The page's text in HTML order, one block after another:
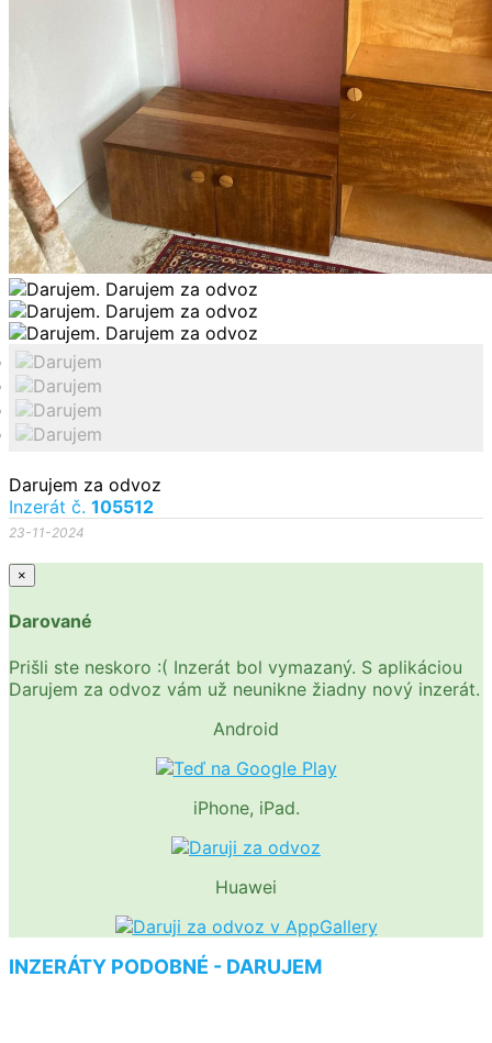
Darujem za odvoz
Inzerát č. 105512
23-11-2024
×
Darované
Prišli ste neskoro :( Inzerát bol vymazaný. S aplikáciou
Darujem za odvoz vám už neunikne žiadny nový inzerát.
Android
iPhone, iPad.
Huawei
INZERÁTY PODOBNÉ - DARUJEM